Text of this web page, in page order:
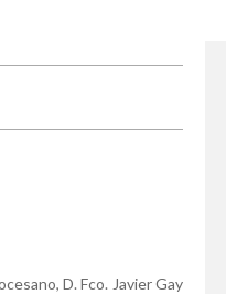
D. Fco. Javier Gay